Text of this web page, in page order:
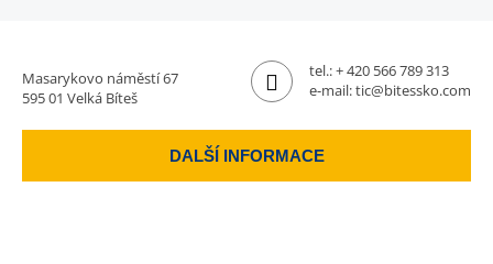
Masarykovo náměstí 67
595 01 Velká Bíteš
tel.:+ 420 566 789 313
e-mail:tic@bitessko.com
DALŠÍ INFORMACE